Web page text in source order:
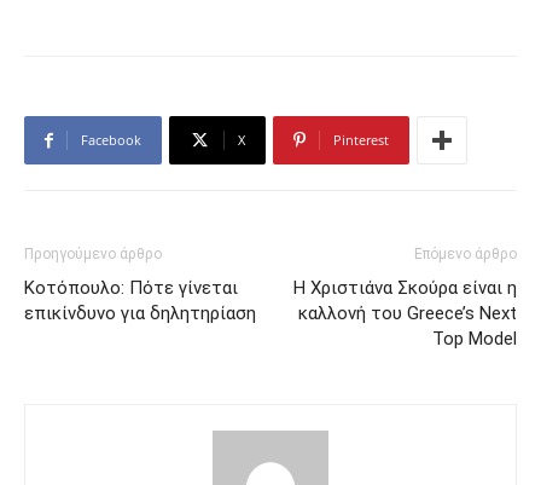
Facebook X Pinterest
Προηγούμενο άρθρο
Κοτόπουλο: Πότε γίνεται
επικίνδυνο για δηλητηρίαση
Επόμενο άρθρο
Η Χριστιάνα Σκούρα είναι η
καλλονή του Greece’s Next
Top Model